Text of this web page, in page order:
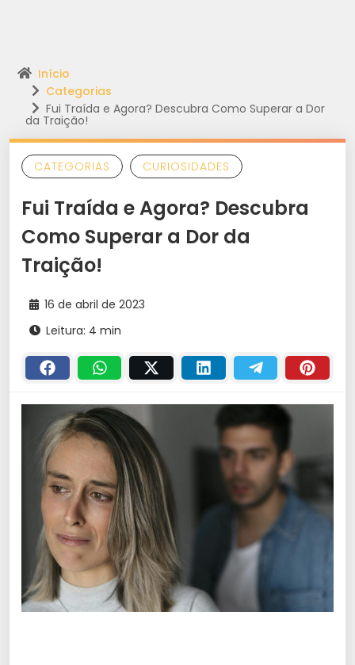
Início
Categorias
Fui Traída e Agora? Descubra Como Superar a Dor
da Traição!
CATEGORIAS CURIOSIDADES
Fui Traída e Agora? Descubra
Como Superar a Dor da
Traição!
16 de abril de 2023
Leitura: 4 min